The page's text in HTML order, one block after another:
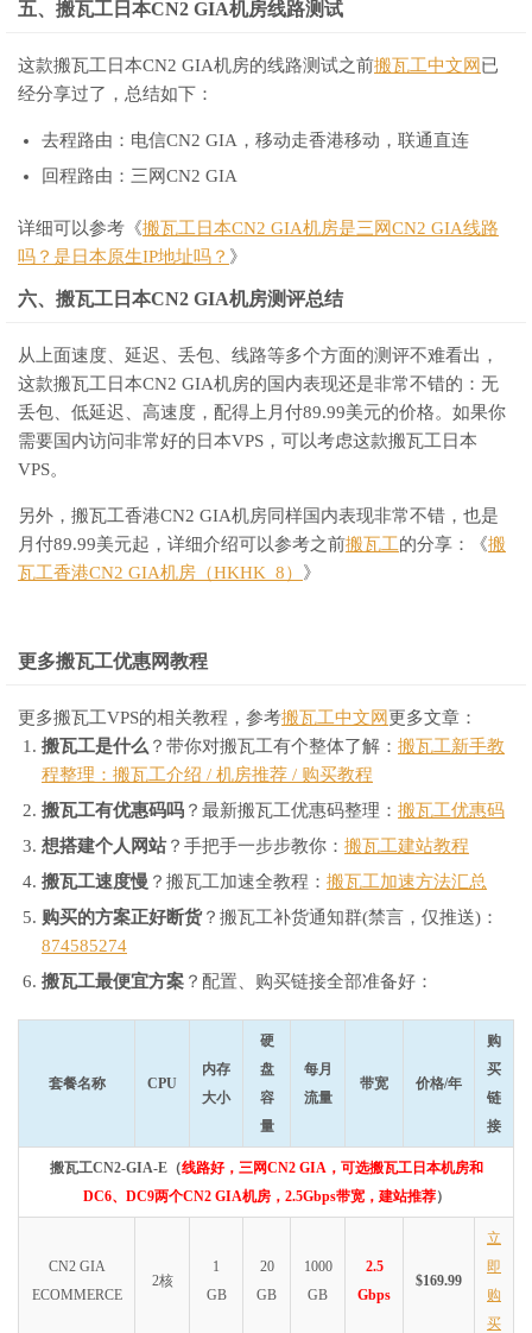
五、搬瓦工日本CN2 GIA机房线路测试
这款搬瓦工日本CN2 GIA机房的线路测试之前搬瓦工中文网 已
经分享过了，总结如下：
去程路由：电信CN2 GIA，移动走香港移动，联通直连
回程路由：三网CN2 GIA
详细可以参考《搬瓦工日本CN2 GIA机房是三网CN2 GIA线路
吗？是日本原生IP地址吗？ 》
六、搬瓦工日本CN2 GIA机房测评总结
从上面速度、延迟、丢包、线路等多个方面的测评不难看出，
这款搬瓦工日本CN2 GIA机房的国内表现还是非常不错的：无
丢包、低延迟、高速度，配得上月付89.99美元的价格。如果你
需要国内访问非常好的日本VPS，可以考虑这款搬瓦工日本
VPS。
另外，搬瓦工香港CN2 GIA机房同样国内表现非常不错，也是
月付89.99美元起，详细介绍可以参考之前搬瓦工的分享：《搬
瓦工香港CN2 GIA机房（HKHK_8） 》
更多搬瓦工优惠网教程
更多搬瓦工VPS的相关教程，参考搬瓦工中文网 更多文章：
搬瓦工是什么 ？带你对搬瓦工有个整体了解： 搬瓦工新手教
程整理：搬瓦工介绍 / 机房推荐 / 购买教程
搬瓦工有优惠码吗 ？最新搬瓦工优惠码整理： 搬瓦工优惠码
想搭建个人网站？手把手一步步教你： 搬瓦工建站教程
搬瓦工速度慢 ？搬瓦工加速全教程： 搬瓦工加速方法汇总
购买的方案正好断货？搬瓦工补货通知群(禁言，仅推送)：
874585274
搬瓦工最便宜方案 ？配置、购买链接全部准备好：
套餐名称 CPU
内存
大小
硬
盘
容
量
每月
流量
带宽 价格/年
购
买
链
接
搬瓦工CN2-GIA-E（线路好，三网CN2 GIA，可选搬瓦工日本机房和
DC6、DC9两个CN2 GIA机房，2.5Gbps带宽，建站推荐）
CN2 GIA
ECOMMERCE
2核
1
GB
20
GB
1000
GB
2.5
Gbps
$169.99
立
即
购
买